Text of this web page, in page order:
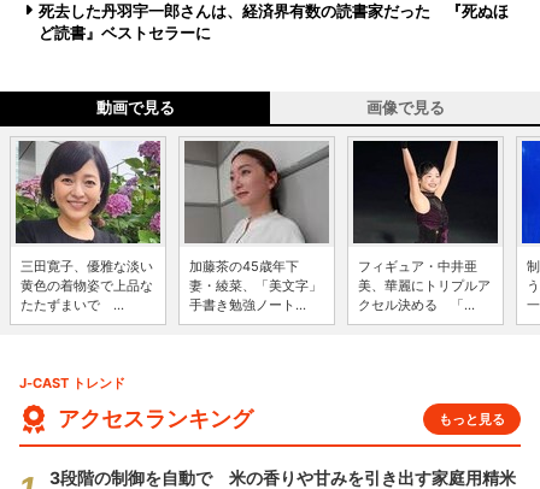
死去した丹羽宇一郎さんは、経済界有数の読書家だった 『死ぬほ
ど読書』ベストセラーに
動画で見る 画像で見る
三田寛子、優雅な淡い
黄色の着物姿で上品な
たたずまいで ...
加藤茶の45歳年下
妻・綾菜、「美文字」
手書き勉強ノート...
フィギュア・中井亜
美、華麗にトリプルア
クセル決める 「...
J-CAST トレンド
アクセスランキング もっと見る
3段階の制御を自動で 米の香りや甘みを引き出す家庭用精米